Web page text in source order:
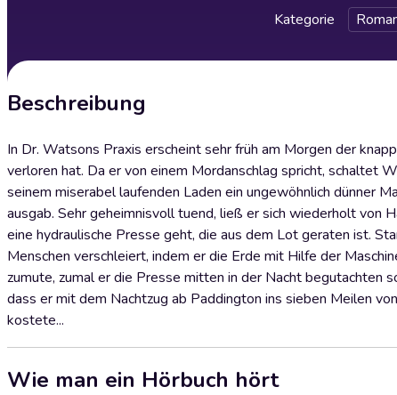
Kategorie
Beschreibung
In Dr. Watsons Praxis erscheint sehr früh am Morgen der
verloren hat. Da er von einem Mordanschlag spricht, schaltet
seinem miserabel laufenden Laden ein ungewöhnlich dünner
ausgab. Sehr geheimnisvoll tuend, ließ er sich wiederholt von
eine hydraulische Presse geht, die aus dem Lot geraten ist.
Menschen verschleiert, indem er die Erde mit Hilfe der
zumute, zumal er die Presse mitten in der Nacht begutachten
dass er mit dem Nachtzug ab Paddington ins sieben Meilen
kostete...
Wie man ein Hörbuch hört